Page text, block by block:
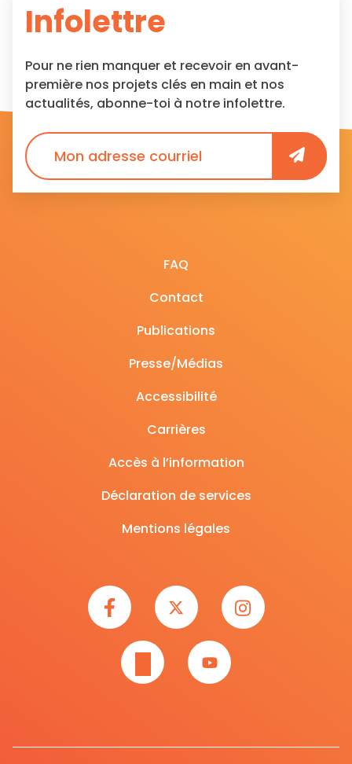
Infolettre
Pour ne rien manquer et recevoir en avant-
première nos projets clés en main et nos
actualités, abonne-toi à notre infolettre.
FAQ
Contact
Publications
Presse/Médias
Accessibilité
Carrières
Accès à l’information
Déclaration de services
Mentions légales